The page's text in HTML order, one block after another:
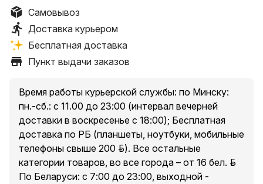
Условия самовывоза: стоимость – бесплатно.
Пункты выдачи заказов:
1. Минск, пр. Независимости, 185, оф. 36
2. Минский р-н, Новодворский с/, 40/2, бизнес-центр
3. Минск, ул. Притыцкого, 23А, ТЦ «Орбита Молл», 2
этаж
4. Минск, ул. Денисовская, 37, в торце здания
5. Минск, ул. Куйбышева, 44, помещение 2-Н
* есть ограничения по категории доставляемых
товаров в пункты выдачи, подробнее уточняйте у
менеджера при оформлении заказа.
Самовывоз
Доставка курьером
Бесплатная доставка
Пункт выдачи заказов
Время работы курьерской службы: по Минску:
пн.-сб.: с 11.00 до 23:00 (интервал вечерней
доставки в воскресенье с 18:00); Бесплатная
доставка по РБ (планшеты, ноутбуки, мобильные
телефоны свыше 200 руб.). Все остальные
категории товаров, во все города – от 16 бел. руб.
По Беларуси: с 7:00 до 23:00, выходной -